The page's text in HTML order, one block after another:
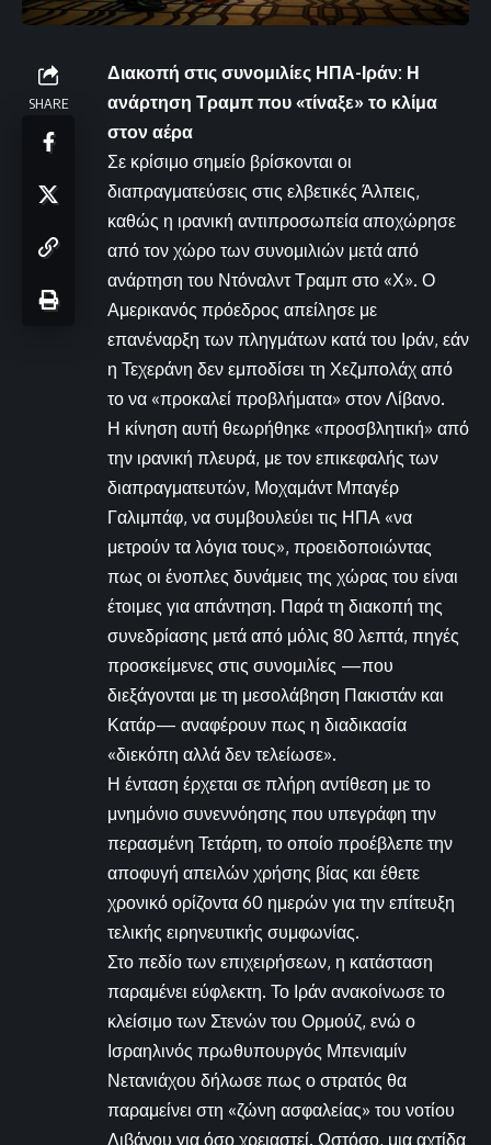
SHARE
Διακοπή στις συνομιλίες ΗΠΑ-Ιράν: Η
ανάρτηση Τραμπ που «τίναξε» το κλίμα
στον αέρα
Σε κρίσιμο σημείο βρίσκονται οι
διαπραγματεύσεις στις ελβετικές Άλπεις,
καθώς η ιρανική αντιπροσωπεία αποχώρησε
από τον χώρο των συνομιλιών μετά από
ανάρτηση του Ντόναλντ Τραμπ στο «Χ». Ο
Αμερικανός πρόεδρος απείλησε με
επανέναρξη των πληγμάτων κατά του Ιράν, εάν
η Τεχεράνη δεν εμποδίσει τη Χεζμπολάχ από
το να «προκαλεί προβλήματα» στον Λίβανο.
Η κίνηση αυτή θεωρήθηκε «προσβλητική» από
την ιρανική πλευρά, με τον επικεφαλής των
διαπραγματευτών, Μοχαμάντ Μπαγέρ
Γαλιμπάφ, να συμβουλεύει τις ΗΠΑ «να
μετρούν τα λόγια τους», προειδοποιώντας
πως οι ένοπλες δυνάμεις της χώρας του είναι
έτοιμες για απάντηση. Παρά τη διακοπή της
συνεδρίασης μετά από μόλις 80 λεπτά, πηγές
προσκείμενες στις συνομιλίες —που
διεξάγονται με τη μεσολάβηση Πακιστάν και
Κατάρ— αναφέρουν πως η διαδικασία
«διεκόπη αλλά δεν τελείωσε».
Η ένταση έρχεται σε πλήρη αντίθεση με το
μνημόνιο συνεννόησης που υπεγράφη την
περασμένη Τετάρτη, το οποίο προέβλεπε την
αποφυγή απειλών χρήσης βίας και έθετε
χρονικό ορίζοντα 60 ημερών για την επίτευξη
τελικής ειρηνευτικής συμφωνίας.
Στο πεδίο των επιχειρήσεων, η κατάσταση
παραμένει εύφλεκτη. Το Ιράν ανακοίνωσε το
κλείσιμο των Στενών του Ορμούζ, ενώ ο
Ισραηλινός πρωθυπουργός Μπενιαμίν
Νετανιάχου δήλωσε πως ο στρατός θα
παραμείνει στη «ζώνη ασφαλείας» του νοτίου
Λιβάνου για όσο χρειαστεί. Ωστόσο, μια αχτίδα